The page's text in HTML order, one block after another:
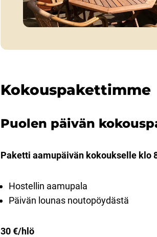
Kokouspakettimme
Puolen päivän
Paketti aamupäivän kokoukselle klo
Hostellin aamupala
Päivän lounas noutopöydästä
30 €/hlö